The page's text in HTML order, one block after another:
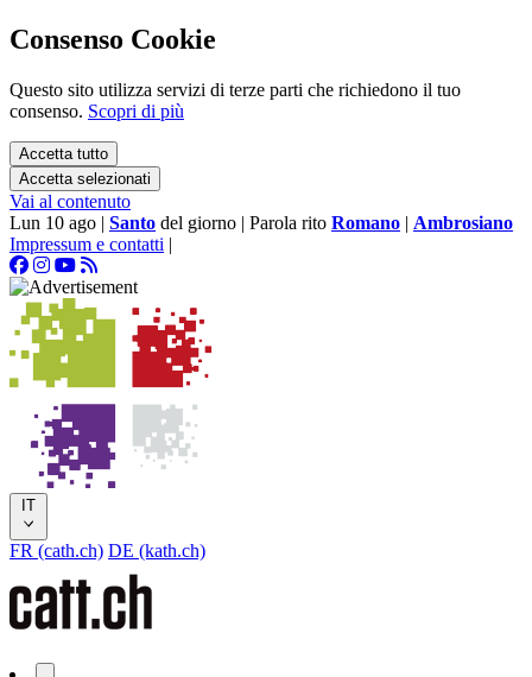
Consenso Cookie
Questo sito utilizza servizi di terze parti che richiedono il tuo
consenso. Scopri di più
Accetta tutto
Accetta selezionati
Vai al contenuto
Lun 10 ago | Santo del giorno | Parola rito Romano | Ambrosiano
Impressum e contatti |
IT
FR (cath.ch) DE (kath.ch)